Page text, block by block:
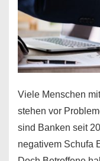
Viele Menschen
stehen vor
sind Banken seit
negativem Schufa